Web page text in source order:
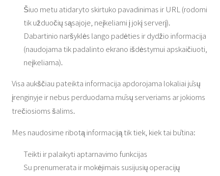
Šiuo metu atidaryto skirtuko pavadinimas ir URL (rodomi
tik užduočių sąsajoje, neįkeliami į jokį serverį).
Dabartinio naršyklės lango padėties ir dydžio informacija
(naudojama tik padalinto ekrano išdėstymui apskaičiuoti,
neįkeliama).
Visa aukščiau pateikta informacija apdorojama lokaliai jūsų
įrenginyje ir nebus perduodama mūsų serveriams ar jokioms
trečiosioms šalims.
Mes naudosime ribotą informaciją tik tiek, kiek tai būtina:
Teikti ir palaikyti aptarnavimo funkcijas
Su prenumerata ir mokėjimais susijusių operacijų